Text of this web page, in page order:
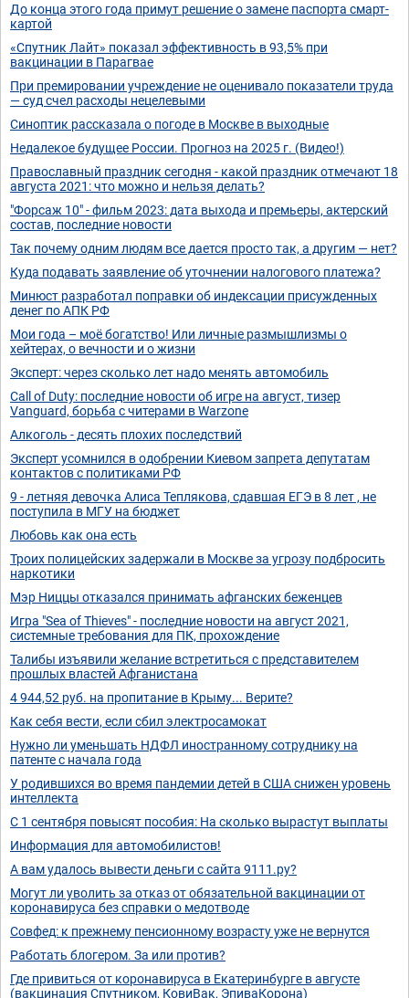
До конца этого года примут решение о замене паспорта смарт-
картой
«Спутник Лайт» показал эффективность в 93,5% при
вакцинации в Парагвае
При премировании учреждение не оценивало показатели труда
— суд счел расходы нецелевыми
Синоптик рассказала о погоде в Москве в выходные
Недалекое будущее России. Прогноз на 2025 г. (Видео!)
Православный праздник сегодня - какой праздник отмечают 18
августа 2021: что можно и нельзя делать?
"Форсаж 10" - фильм 2023: дата выхода и премьеры, актерский
состав, последние новости
Так почему одним людям все дается просто так, а другим — нет?
Куда подавать заявление об уточнении налогового платежа?
Минюст разработал поправки об индексации присужденных
денег по АПК РФ
Мои года – моё богатство! Или личные размышлизмы о
хейтерах, о вечности и о жизни
Эксперт: через сколько лет надо менять автомобиль
Call of Duty: последние новости об игре на август, тизер
Vanguard, борьба с читерами в Warzone
Алкоголь - десять плохих последствий
Эксперт усомнился в одобрении Киевом запрета депутатам
контактов с политиками РФ
9 - летняя девочка Алиса Теплякова, сдавшая ЕГЭ в 8 лет , не
поступила в МГУ на бюджет
Любовь как она есть
Троих полицейских задержали в Москве за угрозу подбросить
наркотики
Мэр Ниццы отказался принимать афганских беженцев
Игра "Sea of Thieves" - последние новости на август 2021,
системные требования для ПК, прохождение
Талибы изъявили желание встретиться с представителем
прошлых властей Афганистана
4 944,52 руб. на пропитание в Крыму... Верите?
Как себя вести, если сбил электросамокат
Нужно ли уменьшать НДФЛ иностранному сотруднику на
патенте с начала года
У родившихся во время пандемии детей в США снижен уровень
интеллекта
С 1 сентября повысят пособия: На сколько вырастут выплаты
Информация для автомобилистов!
А вам удалось вывести деньги с сайта 9111.ру?
Могут ли уволить за отказ от обязательной вакцинации от
коронавируса без справки о медотводе
Совфед: к прежнему пенсионному возрасту уже не вернутся
Работать блогером. За или против?
Где привиться от коронавируса в Екатеринбурге в августе
(вакцинация Спутником, КовиВак, ЭпиваКорона)